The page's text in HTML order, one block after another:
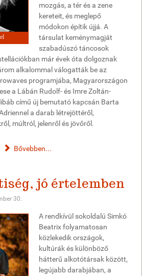
mozgás, a tér és a zene
kereteit, és meglepő
módokon építik újjá. A
társulat keménymagját
szabadúszó táncosok
már évek óta dolgoznak
alkalommal válogatták be az
programjába, Magyarországon
a Lábán Rudolf- és Imre Zoltán-
című új bemutató kapcsán Barta
a darab létrejöttéről,
múltról, jelenről és jövőről.
Bővebben...
jó értelemben
30.
A rendkívül sokoldalú Simkó
Beatrix folyamatosan
közlekedik országok,
kultúrák és különböző
hátterű alkotótársak között,
legújabb darabjában, a